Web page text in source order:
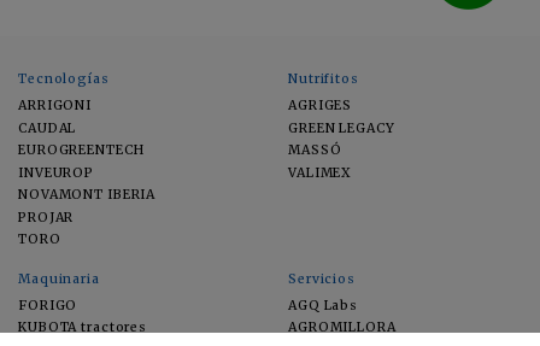
Tecnologías
ARRIGONI
CAUDAL
EUROGREENTECH
INVEUROP
NOVAMONT IBERIA
PROJAR
TORO
Nutrifitos
AGRIGES
GREEN LEGACY
MASSÓ
VALIMEX
Maquinaria
FORIGO
KUBOTA tractores
Servicios
AGQ Labs
AGROMILLORA